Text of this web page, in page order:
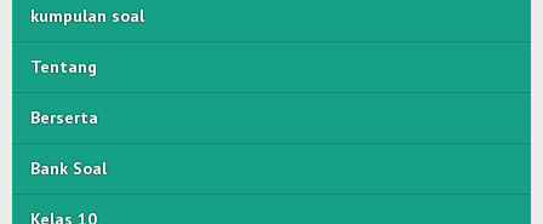
kumpulan soal
Tentang
Berserta
Bank Soal
Kelas 10